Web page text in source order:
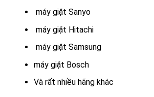
máy giặt Sanyo
máy giặt Hitachi
máy giặt Samsung
máy giặt Bosch
Và rất nhiều hãng khác